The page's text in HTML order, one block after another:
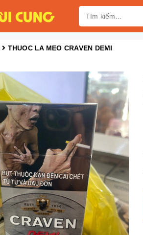
THUOC LA MEO CRAVEN DEMI